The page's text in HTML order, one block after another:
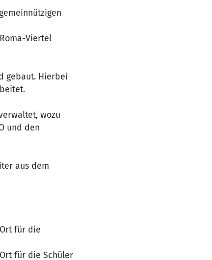
Viertel
gebaut. Hierbei
wozu
und den
aus dem
für die
für die Schüler